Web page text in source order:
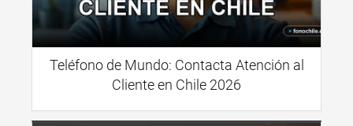
Teléfono de Mundo: Contacta Atención al
Cliente en Chile 2026